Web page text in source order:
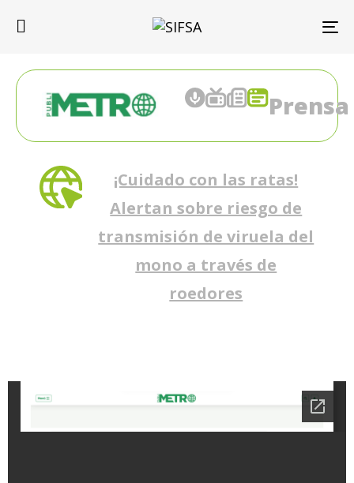
Prensa
¡Cuidado con las ratas!
Alertan sobre riesgo de
transmisión de viruela del
mono a través de
roedores